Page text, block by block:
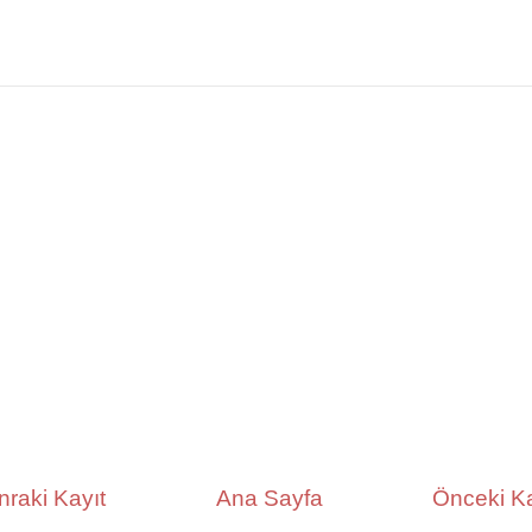
Kayıt Önceki
Ana Sayfa